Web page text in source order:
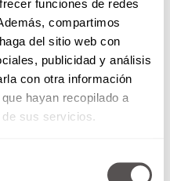
funciones de redes
compartimos
del sitio web con
publicidad y análisis
con otra información
hayan recopilado a
sus servicios.
de hacer
después de
los dientes después de
de oro que no
mermelada)